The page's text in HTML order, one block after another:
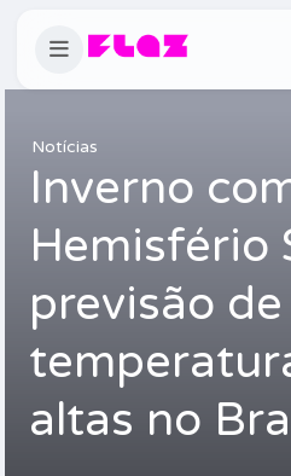
Notícias
Inverno
Hemisfério
previsão de
altas no